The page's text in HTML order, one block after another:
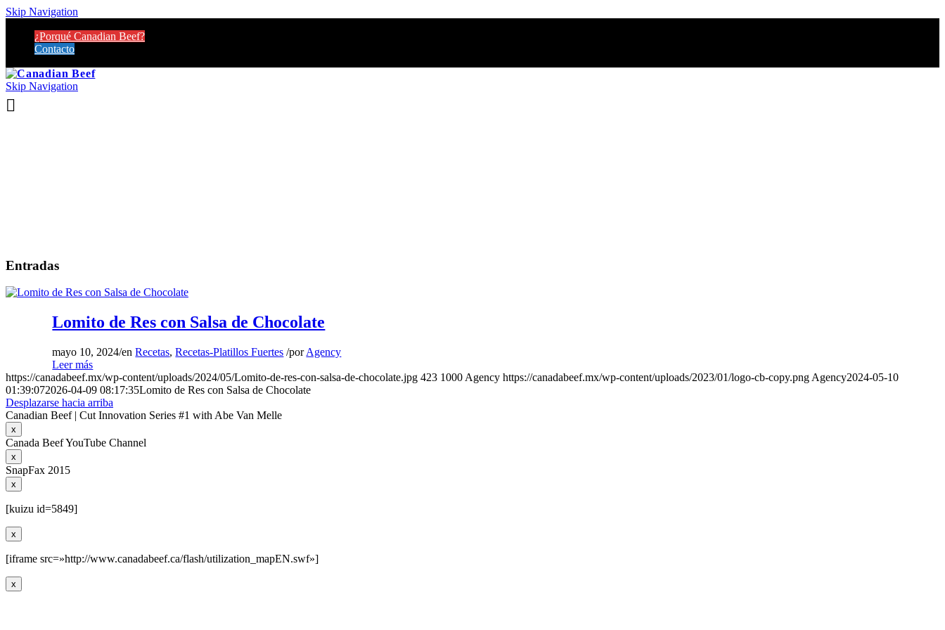
Skip Navigation
¿Porqué Canadian Beef?
Contacto
Skip Navigation
Entradas
Lomito de Res con Salsa de Chocolate
mayo 10, 2024/enRecetas,Recetas-Platillos Fuertes /porAgency
Leer más
https://canadabeef.mx/wp-content/uploads/2024/05/Lomito-de-res-con-salsa-de-chocolate.jpg 423 1000 Agency https://canadabeef.mx/wp-content/uploads/2023/01/logo-cb-copy.png Agency2024-05-10
01:39:072026-04-09 08:17:35Lomito de Res con Salsa de Chocolate
Desplazarse hacia arriba
Canadian Beef | Cut Innovation Series #1 with Abe Van Melle
x
Canada Beef YouTube Channel
x
SnapFax 2015
x
[kuizu id=5849]
x
[iframe src=»http://www.canadabeef.ca/flash/utilization_mapEN.swf»]
x